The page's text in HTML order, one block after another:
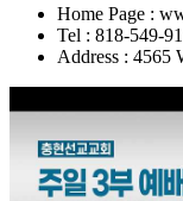
Home Page :
Tel : 818-549-
Address : 4565